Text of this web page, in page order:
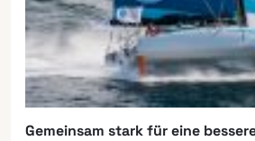
Gemeinsam stark für eine